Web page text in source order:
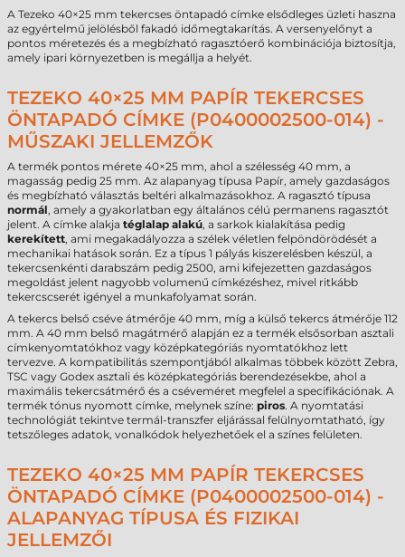
A Tezeko 40×25 mm tekercses öntapadó címke elsődleges üzleti haszna
az egyértelmű jelölésből fakadó időmegtakarítás. A versenyelőnyt a
pontos méretezés és a megbízható ragasztóerő kombinációja biztosítja,
amely ipari környezetben is megállja a helyét.
TEZEKO 40×25 MM PAPÍR TEKERCSES
ÖNTAPADÓ CÍMKE (P0400002500-014) -
MŰSZAKI JELLEMZŐK
A termék pontos mérete 40×25 mm, ahol a szélesség 40 mm, a
magasság pedig 25 mm. Az alapanyag típusa Papír, amely gazdaságos
és megbízható választás beltéri alkalmazásokhoz. A ragasztó típusa
normál, amely a gyakorlatban egy általános célú permanens ragasztót
jelent. A címke alakja téglalap alakú, a sarkok kialakítása pedig
kerekített, ami megakadályozza a szélek véletlen felpöndörödését a
mechanikai hatások során. Ez a típus 1 pályás kiszerelésben készül, a
tekercsenkénti darabszám pedig 2500, ami kifejezetten gazdaságos
megoldást jelent nagyobb volumenű címkézéshez, mivel ritkább
tekercscserét igényel a munkafolyamat során.
A tekercs belső cséve átmérője 40 mm, míg a külső tekercs átmérője 112
mm. A 40 mm belső magátmérő alapján ez a termék elsősorban asztali
címkenyomtatókhoz vagy középkategóriás nyomtatókhoz lett
tervezve. A kompatibilitás szempontjából alkalmas többek között Zebra,
TSC vagy Godex asztali és középkategóriás berendezésekbe, ahol a
maximális tekercsátmérő és a cséveméret megfelel a specifikációnak. A
termék tónus nyomott címke, melynek színe: piros. A nyomtatási
technológiát tekintve termál-transzfer eljárással felülnyomtatható, így
tetszőleges adatok, vonalkódok helyezhetőek el a színes felületen.
TEZEKO 40×25 MM PAPÍR TEKERCSES
ÖNTAPADÓ CÍMKE (P0400002500-014) -
ALAPANYAG TÍPUSA ÉS FIZIKAI
JELLEMZŐI